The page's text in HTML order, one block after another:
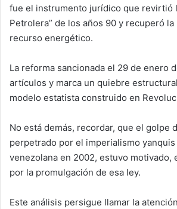
fue el instrumento jurídico que revirtió
Petrolera” de los años 90 y recuperó
recurso energético.
La reforma sancionada el 29 de enero
artículos y marca un quiebre
modelo estatista construido en
No está demás, recordar, que el golpe
perpetrado por el imperialismo
venezolana en 2002, estuvo motivado,
por la promulgación de esa ley.
Este análisis persigue llamar la